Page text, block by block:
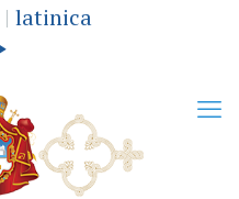
| latinica